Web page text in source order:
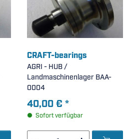
CRAFT-bearings
AGRI - HUB /
Landmaschinenlager BAA-
0004
40,00 € *
Sofort verfügbar